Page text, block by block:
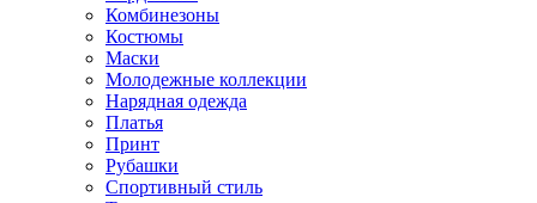
Комбинезоны
Костюмы
Маски
Молодежные коллекции
Нарядная одежда
Платья
Принт
Рубашки
Спортивный стиль